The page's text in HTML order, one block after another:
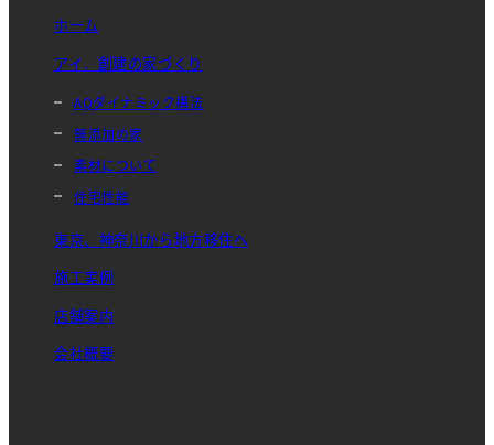
ホーム
アイ．創建の家づくり
AQダイナミック構法
無添加の家
素材について
住宅性能
東京、神奈川から地方移住へ
施工実例
店舗案内
会社概要